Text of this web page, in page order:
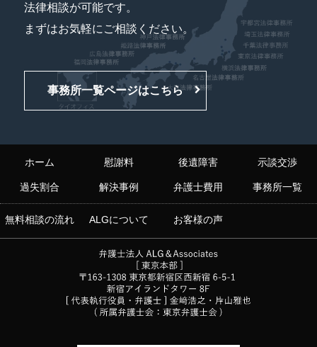
法律相談が可能です。
まずはお気軽にご相談ください。
事務所一覧ページはこちら
ホーム 慰謝料 後遺障害 示談交渉
過失割合 解決事例 弁護士費用 事務所一覧
無料相談の流れ ALGについて お客様の声